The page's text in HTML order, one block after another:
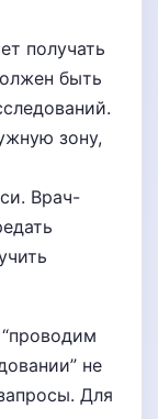
получать
быть
зону,
Врач-
не
Для